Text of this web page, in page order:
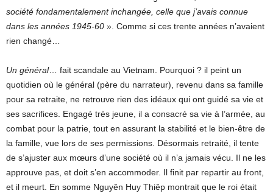
société fondamentalement inchangée, celle que j’avais connue
dans les années 1945-60 ». Comme si ces trente années n’avaient
rien changé…
Un général… fait scandale au Vietnam. Pourquoi ? il peint un
quotidien où le général (père du narrateur), revenu dans sa famille
pour sa retraite, ne retrouve rien des idéaux qui ont guidé sa vie et
ses sacrifices. Engagé très jeune, il a consacré sa vie à l’armée, au
combat pour la patrie, tout en assurant la stabilité et le bien-être de
la famille, vue lors de ses permissions. Désormais retraité, il tente
de s’ajuster aux mœurs d’une société où il n’a jamais vécu. Il ne les
approuve pas, et doit s’en accommoder. Il finit par repartir au front,
et il meurt. En somme Nguyên Huy Thiêp montrait que le roi était